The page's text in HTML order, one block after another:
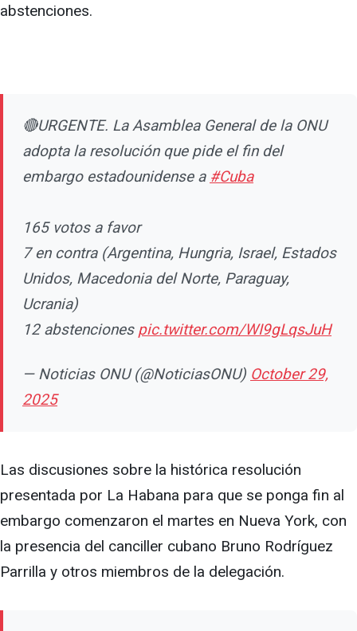
abstenciones.
🔴URGENTE. La Asamblea General de la ONU
adopta la resolución que pide el fin del
embargo estadounidense a #Cuba
165 votos a favor
7 en contra (Argentina, Hungria, Israel, Estados
Unidos, Macedonia del Norte, Paraguay,
Ucrania)
12 abstenciones pic.twitter.com/WI9gLqsJuH
— Noticias ONU (@NoticiasONU) October 29,
2025
Las discusiones sobre la histórica resolución
presentada por La Habana para que se ponga fin al
embargo comenzaron el martes en Nueva York, con
la presencia del canciller cubano Bruno Rodríguez
Parrilla y otros miembros de la delegación.